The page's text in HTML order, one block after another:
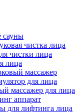
сауны
чистка лица
чистки лица
лица
массажер
для лица
массажер для лица
аппарат
для лифтинга лица